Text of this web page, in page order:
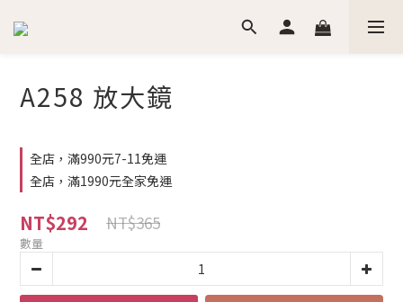
A258 放大鏡
全店，滿990元7-11免運
全店，滿1990元全家免運
NT$292 NT$365
數量